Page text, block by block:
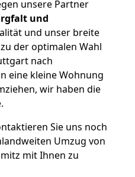
unsere Partner
und
und unser breite
der optimalen Wahl
nach
eine kleine Wohnung
wir haben die
Sie uns noch
Umzug von
mit Ihnen zu